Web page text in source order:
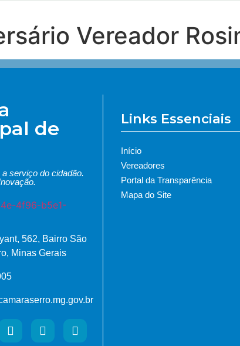
Vereador
de
serviço do cidadão.
562, Bairro São
Minas Gerais
Links Essenciais
Início
Vereadores
Portal da Transparência
Mapa do Site